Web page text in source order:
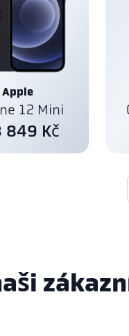
Apple
12 Mini
849 Kč